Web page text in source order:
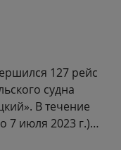
127 рейс
судна
В течение
7 июля 2023 г.)…